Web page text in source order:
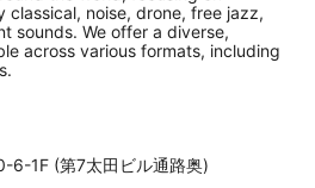
classical, noise, drone, free jazz,
sounds. We offer a diverse,
across various formats, including
6-1F (第7太田ビル通路奥)